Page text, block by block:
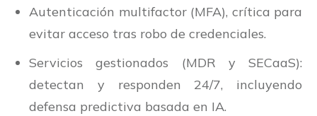
Autenticación multifactor (MFA), crítica para
evitar acceso tras robo de credenciales.
Servicios gestionados (MDR y SECaaS):
detectan y responden 24/7, incluyendo
defensa predictiva basada en IA.